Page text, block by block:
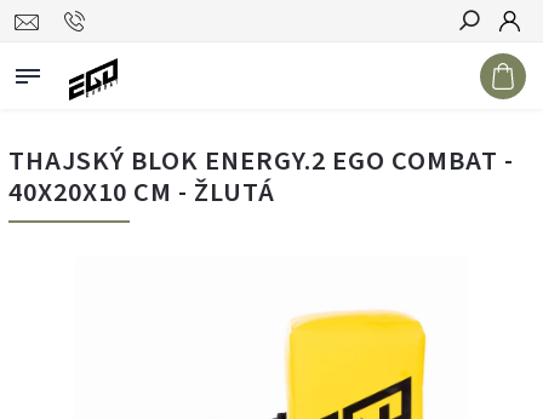
Hledat
THAJSKÝ BLOK ENERGY.2 EGO COMBAT -
40X20X10 CM - ŽLUTÁ